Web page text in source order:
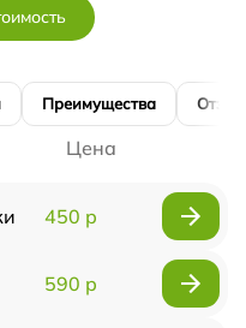
Преимущества
Цена
450 р
590 р